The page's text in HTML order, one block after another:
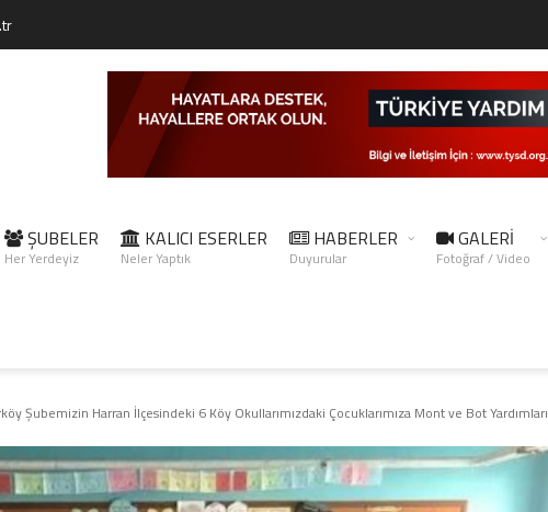
ŞUBELER
Her Yerdeyiz
KALICI ESERLER
Neler Yaptık
HABERLER
Duyurular
GALERİ
Fotoğraf / Video
Şubemizin Harran İlçesindeki 6 Köy Okullarımızdaki Çocuklarımıza Mont ve Bot Yardımları